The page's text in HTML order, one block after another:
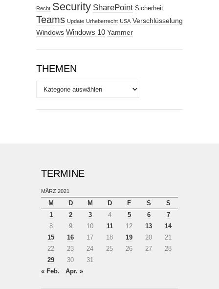
Recht Security SharePoint Sicherheit
Teams Update Urheberrecht USA Verschlüsselung
Windows Windows 10 Yammer
THEMEN
Themen
TERMINE
MÄRZ 2021
M D M D F S
S
1
2 3 4 5 6
7
8
9 10 11 12 13
14
15
16 17 18 19 20
21
22
23 24 25 26 27
28
29
30
31
« Feb.
Apr. »